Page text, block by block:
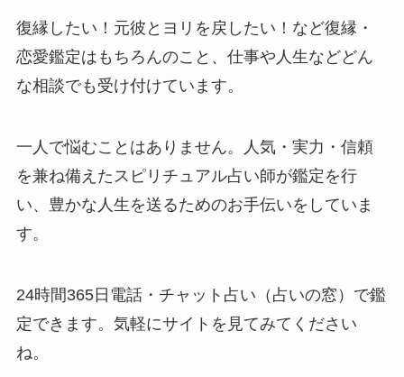
復縁したい！元彼とヨリを戻したい！など復縁・
恋愛鑑定はもちろんのこと、仕事や人生などどん
な相談でも受け付けています。
一人で悩むことはありません。人気・実力・信頼
を兼ね備えたスピリチュアル占い師が鑑定を行
い、豊かな人生を送るためのお手伝いをしていま
す。
24時間365日電話・チャット占い（占いの窓）で鑑
定できます。気軽にサイトを見てみてください
ね。